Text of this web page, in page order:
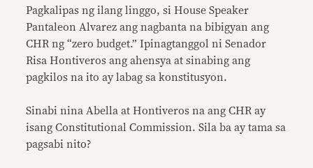
Pagkalipas ng ilang linggo, si House Speaker
Pantaleon Alvarez ang nagbanta na bibigyan ang
CHR ng “zero budget.” Ipinagtanggol ni Senador
Risa Hontiveros ang ahensya at sinabing ang
pagkilos na ito ay labag sa konstitusyon.
Sinabi nina Abella at Hontiveros na ang CHR ay
isang Constitutional Commission. Sila ba ay tama sa
pagsabi nito?